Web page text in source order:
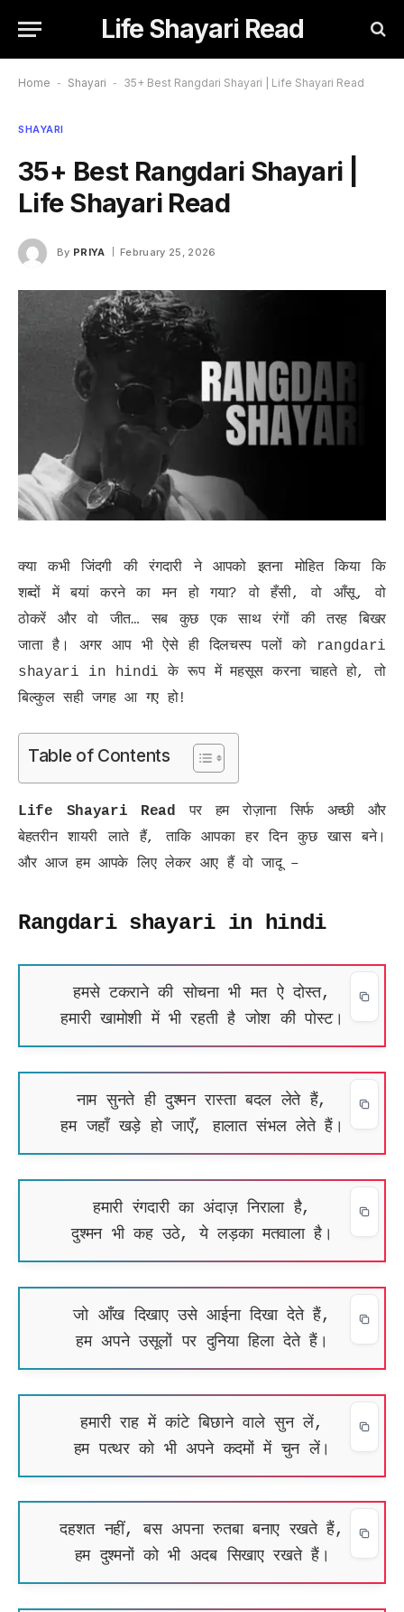
Life Shayari Read
Home - Shayari - 35+ Best Rangdari Shayari | Life Shayari Read
SHAYARI
35+ Best Rangdari Shayari |
Life Shayari Read
By PRIYA February 25, 2026
क्या कभी जिंदगी की रंगदारी ने आपको इतना मोहित किया कि
शब्दों में बयां करने का मन हो गया? वो हँसी, वो आँसू, वो
ठोकरें और वो जीत… सब कुछ एक साथ रंगों की तरह बिखर
जाता है। अगर आप भी ऐसे ही दिलचस्प पलों को rangdari
shayari in hindi के रूप में महसूस करना चाहते हो, तो
बिल्कुल सही जगह आ गए हो!
Table of Contents
Life Shayari Read पर हम रोज़ाना सिर्फ अच्छी और
बेहतरीन शायरी लाते हैं, ताकि आपका हर दिन कुछ खास बने।
और आज हम आपके लिए लेकर आए हैं वो जादू –
Rangdari shayari in hindi
हमसे टकराने की सोचना भी मत ऐ दोस्त,
हमारी खामोशी में भी रहती है जोश की पोस्ट।
नाम सुनते ही दुश्मन रास्ता बदल लेते हैं,
हम जहाँ खड़े हो जाएँ, हालात संभल लेते हैं।
हमारी रंगदारी का अंदाज़ निराला है,
दुश्मन भी कह उठे, ये लड़का मतवाला है।
जो आँख दिखाए उसे आईना दिखा देते हैं,
हम अपने उसूलों पर दुनिया हिला देते हैं।
हमारी राह में कांटे बिछाने वाले सुन लें,
हम पत्थर को भी अपने कदमों में चुन लें।
दहशत नहीं, बस अपना रुतबा बनाए रखते हैं,
हम दुश्मनों को भी अदब सिखाए रखते हैं।